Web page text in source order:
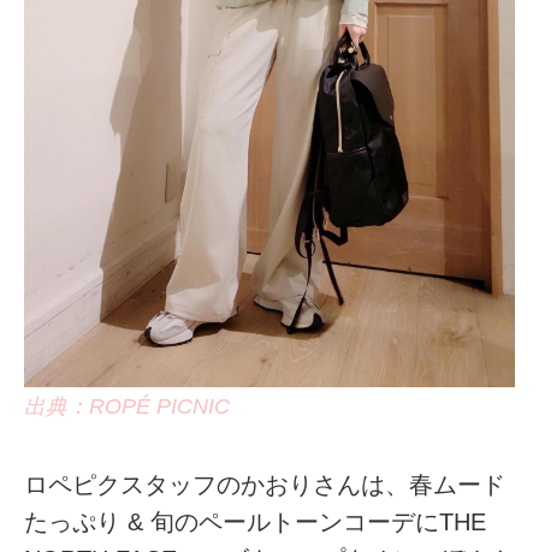
出典：ROPÉ PICNIC
ロペピクスタッフのかおりさんは、春ムード
たっぷり & 旬のペールトーンコーデにTHE